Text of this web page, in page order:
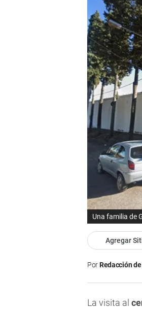
Una familia de
Agregar
PorRedacción
La visita al